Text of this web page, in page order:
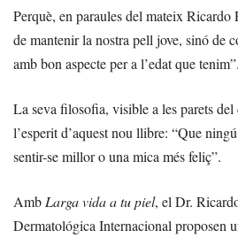
Perquè, en paraules del mateix Ricardo
de mantenir la nostra pell jove, sinó de
amb bon aspecte per a l’edat que tenim”.
La seva filosofia, visible a les parets
l’esperit d’aquest nou llibre: “Que
sentir-se millor o una mica més feliç”.
Amb Larga vida a tu piel, el Dr.
Dermatológica Internacional proposen